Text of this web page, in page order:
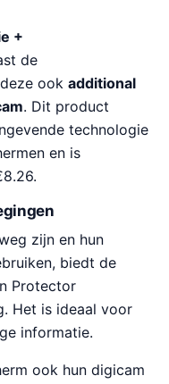
+
de
ook additional
. Dit product
technologie
en is
zijn en hun
biedt de
Protector
Het is ideaal voor
informatie.
ook hun digicam